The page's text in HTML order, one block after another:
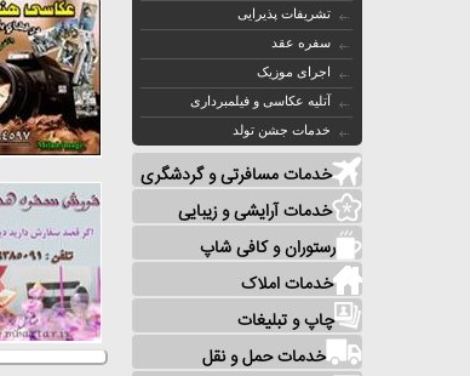
تشریفات پذیرایی
سفره عقد
اجرای موزیک
آتلیه عکاسی و فیلمبرداری
خدمات جشن تولد
خدمات مسافرتی و گردشگری
خدمات آرایشی و زیبایی
رستوران و کافی شاپ
خدمات املاک
چاپ و تبلیغات
خدمات حمل و نقل